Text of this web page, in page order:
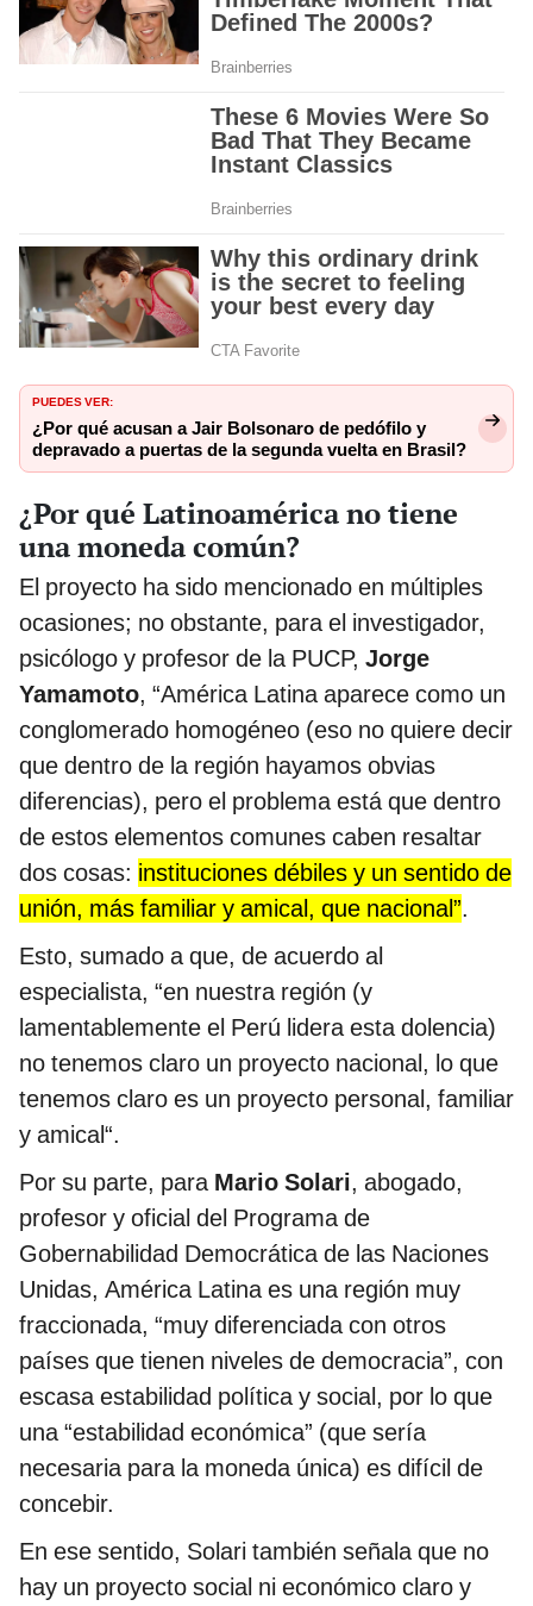
PUEDES VER:
¿Por qué acusan a Jair Bolsonaro de pedófilo y
depravado a puertas de la segunda vuelta en Brasil?
¿Por qué Latinoamérica no tiene
una moneda común?
El proyecto ha sido mencionado en múltiples
ocasiones; no obstante, para el investigador,
psicólogo y profesor de la PUCP, Jorge
Yamamoto, “América Latina aparece como un
conglomerado homogéneo (eso no quiere decir
que dentro de la región hayamos obvias
diferencias), pero el problema está que dentro
de estos elementos comunes caben resaltar
dos cosas: instituciones débiles y un sentido de
unión, más familiar y amical, que nacional”.
Esto, sumado a que, de acuerdo al
especialista, “en nuestra región (y
lamentablemente el Perú lidera esta dolencia)
no tenemos claro un proyecto nacional, lo que
tenemos claro es un proyecto personal, familiar
y amical“.
Por su parte, para Mario Solari, abogado,
profesor y oficial del Programa de
Gobernabilidad Democrática de las Naciones
Unidas, América Latina es una región muy
fraccionada, “muy diferenciada con otros
países que tienen niveles de democracia”, con
escasa estabilidad política y social, por lo que
una “estabilidad económica” (que sería
necesaria para la moneda única) es difícil de
concebir.
En ese sentido, Solari también señala que no
hay un proyecto social ni económico claro y